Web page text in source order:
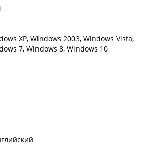
XP, Windows 2003, Windows Vista,
7, Windows 8, Windows 10